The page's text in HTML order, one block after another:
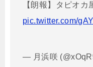
【朗報】タピオ
pic.twitter.com/
— 月浜咲